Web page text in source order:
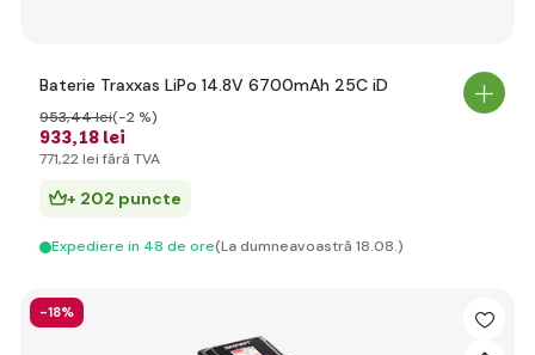
Baterie Traxxas LiPo 14.8V 6700mAh 25C iD
933,18 lei
953,44 lei(-2 %)
771,22 lei fără TVA
+ 202 puncte
Expediere in 48 de ore(La dumneavoastră 18.08.)
-18%